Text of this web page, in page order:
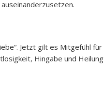
Jetzt gilt es Mitgefühl für
Hingabe und Heilung